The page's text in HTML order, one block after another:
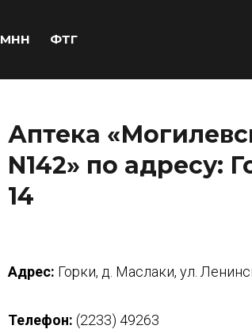
МНН ФТГ
Аптека
N142» по адресу:
14
Адрес: Горки, д. Маслаки, ул.
Телефон: (2233) 49263